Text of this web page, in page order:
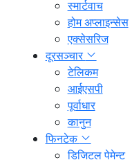
स्मार्टवाच
होम अप्लाइन्सेस
एक्सेसरिज
दूरसञ्चार
टेलिकम
आईएसपी
पूर्वाधार
कानुन
फिनटेक
डिजिटल पेमेन्ट